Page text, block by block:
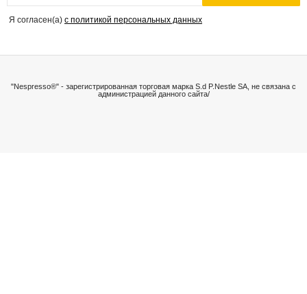
Я согласен(a) с политикой персональных данных
"Nespresso®" - зарегистрированная торговая марка S.d P.Nestle SA, не связана с
администрацией данного сайта/